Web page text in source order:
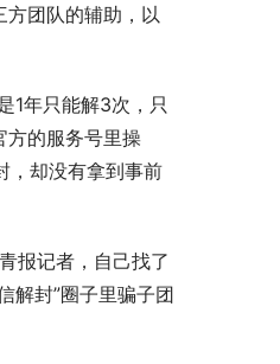
团队的辅助，以
1年只能解3次，只
方的服务号里操
，却没有拿到事前
报记者，自己找了
解封”圈子里骗子团